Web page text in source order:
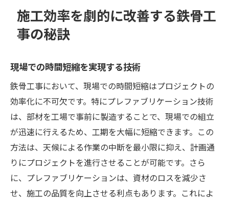
施工効率を劇的に改善する鉄骨工
事の秘訣
現場での時間短縮を実現する技術
鉄骨工事において、現場での時間短縮はプロジェクトの
効率化に不可欠です。特にプレファブリケーション技術
は、部材を工場で事前に製造することで、現場での組立
が迅速に行えるため、工期を大幅に短縮できます。この
方法は、天候による作業の中断を最小限に抑え、計画通
りにプロジェクトを進行させることが可能です。さら
に、プレファブリケーションは、資材のロスを減少さ
せ、施工の品質を向上させる利点もあります。これによ